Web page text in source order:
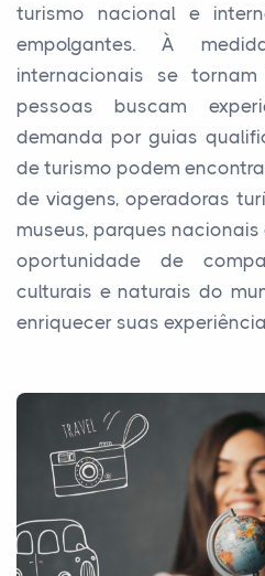
turismo nacional e
empolgantes. À
internacionais se
pessoas buscam
demanda por guias
de turismo podem
de viagens, operadoras
museus, parques nacionais
oportunidade de
culturais e naturais do
enriquecer suas